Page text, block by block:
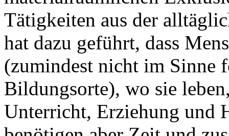
Tätigkeiten aus der
hat dazu geführt, dass
(zumindest nicht im Sinne
Bildungsorte), wo sie
Unterricht, Erziehung und